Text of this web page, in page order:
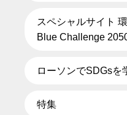
スペシャルサイト
Blue Challenge
ローソンでSDGsを
特集